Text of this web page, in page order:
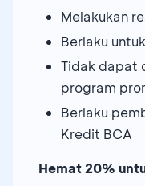
Melakukan
Berlaku
Tidak dapat
program
Berlaku
Kredit BCA
Hemat 20%